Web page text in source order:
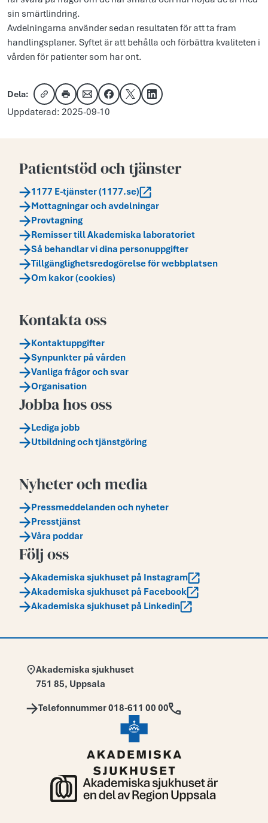
sin smärtlindring.
Avdelningarna använder sedan resultaten för att ta fram
handlingsplaner. Syftet är att behålla och förbättra kvaliteten i
vården för patienter som har ont.
Dela:
Kopiera länk
Skriv utDela via e-post
Dela på Facebook
Dela på XDela på LinkedIn
Uppdaterad: 2025-09-10
Patientstöd och tjänster
1177 E-tjänster (1177.se)
Mottagningar och avdelningar
Provtagning
Remisser till Akademiska laboratoriet
Så behandlar vi dina personuppgifter
Tillgänglighetsredogörelse för webbplatsen
Om kakor (cookies)
Kontakta oss
Kontaktuppgifter
Synpunkter på vården
Vanliga frågor och svar
Organisation
Jobba hos oss
Lediga jobb
Utbildning och tjänstgöring
Nyheter och media
Pressmeddelanden och nyheter
Presstjänst
Våra poddar
Följ oss
Akademiska sjukhuset på Instagram
Akademiska sjukhuset på Facebook
Akademiska sjukhuset på Linkedin
Adress:
Akademiska sjukhuset
751 85, Uppsala
Telefon:
Telefonnummer 018-611 00 00